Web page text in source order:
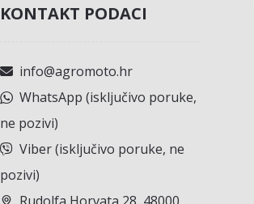
KONTAKT PODACI
info@agromoto.hr
WhatsApp (isključivo poruke,
ne pozivi)
Viber (isključivo poruke, ne
pozivi)